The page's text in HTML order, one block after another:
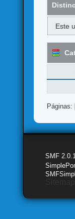
Este
Páginas:
SMF